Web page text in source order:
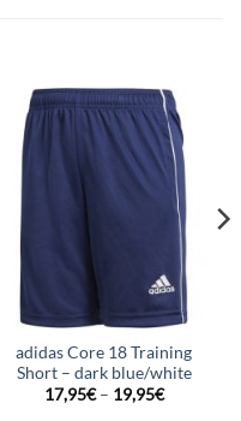
adidas Core 18 Training
Short – dark blue/white
17,95€– 19,95€